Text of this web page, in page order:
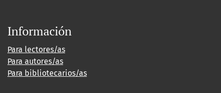
Información
Para lectores/as
Para autores/as
Para bibliotecarios/as